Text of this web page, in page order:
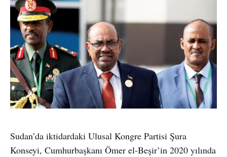
Sudan’da iktidardaki Ulusal Kongre Partisi Şura
Konseyi, Cumhurbaşkanı Ömer el-Beşir’in 2020 yılında